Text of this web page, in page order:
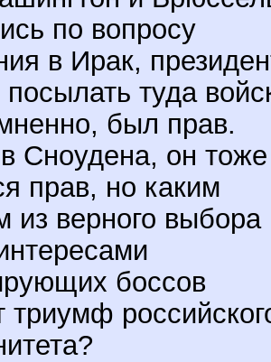
по вопросу
в Ирак,
посылать туда
был прав.
Сноудена, он тоже
прав, но каким
из верного выбора
боссов
триумф